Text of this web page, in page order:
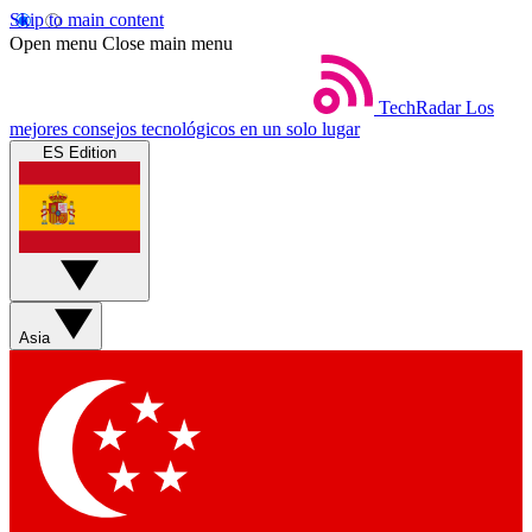
Skip to main content
Open menu Close main menu
TechRadar Los
mejores consejos tecnológicos en un solo lugar
ES Edition
Asia